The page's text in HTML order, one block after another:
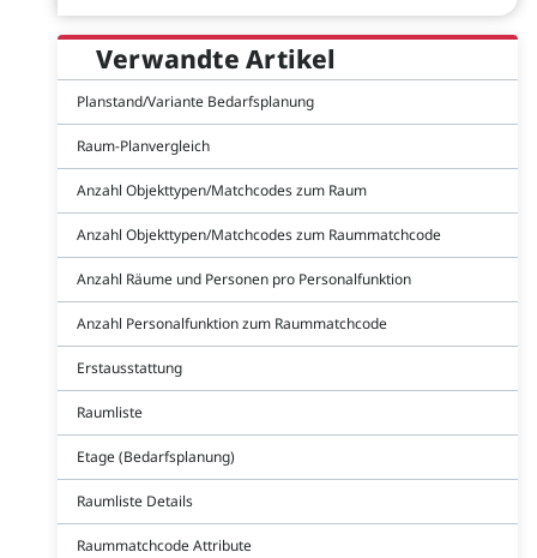
Verwandte Artikel
Planstand/Variante Bedarfsplanung
Raum-Planvergleich
Anzahl Objekttypen/Matchcodes zum Raum
Anzahl Objekttypen/Matchcodes zum Raummatchcode
Anzahl Räume und Personen pro Personalfunktion
Anzahl Personalfunktion zum Raummatchcode
Erstausstattung
Raumliste
Etage (Bedarfsplanung)
Raumliste Details
Raummatchcode Attribute